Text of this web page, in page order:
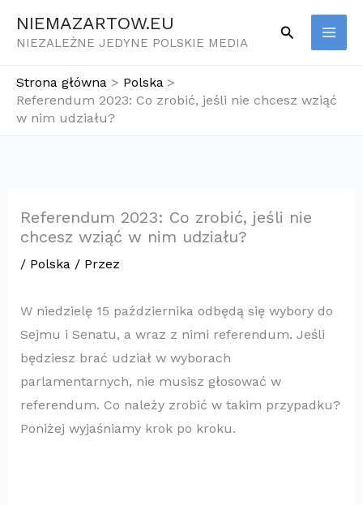
NIEMAZARTOW.EU
NIEZALEŻNE JEDYNE POLSKIE MEDIA
Szukaj
Strona główna
Polska
Referendum 2023: Co zrobić, jeśli nie chcesz wziąć
w nim udziału?
Referendum 2023: Co zrobić, jeśli nie
chcesz wziąć w nim udziału?
/ Polska/ Przez
W niedzielę 15 października odbędą się wybory do
Sejmu i Senatu, a wraz z nimi referendum. Jeśli
będziesz brać udział w wyborach
parlamentarnych, nie musisz głosować w
referendum. Co należy zrobić w takim przypadku?
Poniżej wyjaśniamy krok po kroku.